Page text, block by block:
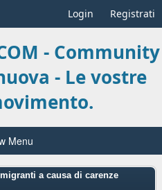
Login Registrati
- Community
- Le vostre
Menu
a causa di carenze